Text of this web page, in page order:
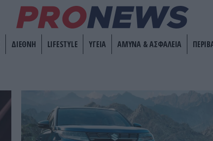
ΔΙΕΘΝΗ LIFESTYLE ΥΓΕΙΑ ΑΜΥΝΑ & ΑΣΦΑΛΕΙΑ